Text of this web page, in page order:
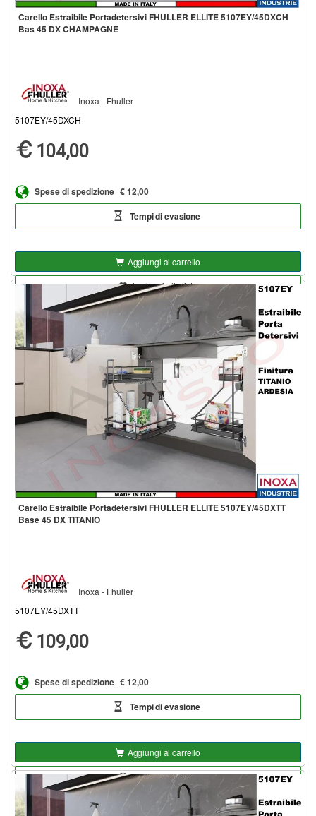
Carello Estraibile Portadetersivi FHULLER ELLITE 5107EY/45DXCH
Bas 45 DX CHAMPAGNE
Inoxa - Fhuller
5107EY/45DXCH
104,00
Spese di spedizione € 12,00
Tempi di evasione
Aggiungi al carrello
Aggiungi alla lista
Carello Estraibile Portadetersivi FHULLER ELLITE 5107EY/45DXTT
Base 45 DX TITANIO
Inoxa - Fhuller
5107EY/45DXTT
109,00
Spese di spedizione € 12,00
Tempi di evasione
Aggiungi al carrello
Aggiungi alla lista